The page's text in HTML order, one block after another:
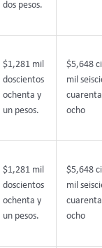
dos pesos.
$1,281 mil
doscientos
ochenta y
un pesos.
$5,648
mil
ocho
$1,281 mil
doscientos
ochenta y
un pesos.
$5,648
mil
ocho